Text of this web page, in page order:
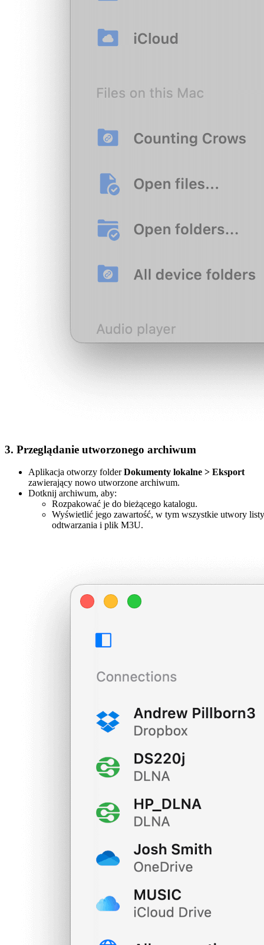
3. Przeglądanie utworzonego archiwum
Aplikacja otworzy folderDokumenty lokalne > Eksport
zawierający nowo utworzone archiwum.
Dotknij archiwum, aby:
Rozpakować je do bieżącego katalogu.
Wyświetlić jego zawartość, w tym wszystkie utwory listy
odtwarzania i plik M3U.